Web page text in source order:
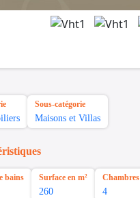
Sous-catégorie
Maisons et Villas
bains Surface en m²
260
Chambres
4